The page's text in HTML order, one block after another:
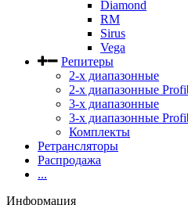
Diamond
RM
Sirus
Vega
Репитеры
2-х диапазонные
2-х диапазонные
3-х диапазонные
3-х диапазонные
Комплекты
Ретрансляторы
Распродажа
...
Информация